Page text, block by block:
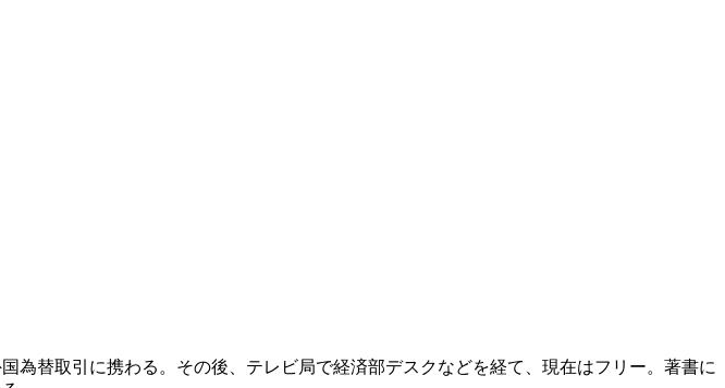
為替取引に携わる。その後、テレビ局で経済部デスクなどを経て、現在はフリー。著書に